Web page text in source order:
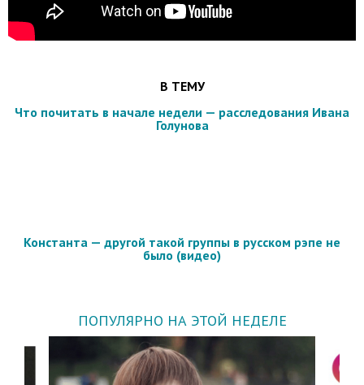
В ТЕМУ
Что почитать в начале недели — расследования Ивана
Голунова
Константа — другой такой группы в русском рэпе не
было (видео)
ПОПУЛЯРНО НА ЭТОЙ НЕДЕЛЕ